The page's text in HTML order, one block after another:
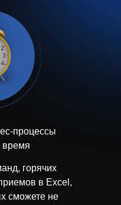
процессы
время
горячих
в Excel,
сможете не